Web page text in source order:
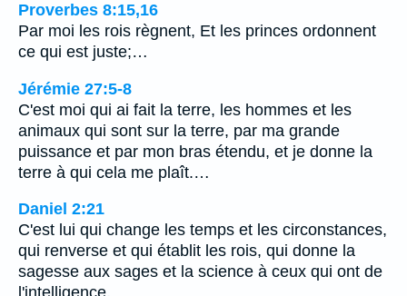
Proverbes 8:15,16
Par moi les rois règnent, Et les princes ordonnent
ce qui est juste;…
Jérémie 27:5-8
C'est moi qui ai fait la terre, les hommes et les
animaux qui sont sur la terre, par ma grande
puissance et par mon bras étendu, et je donne la
terre à qui cela me plaît.…
Daniel 2:21
C'est lui qui change les temps et les circonstances,
qui renverse et qui établit les rois, qui donne la
sagesse aux sages et la science à ceux qui ont de